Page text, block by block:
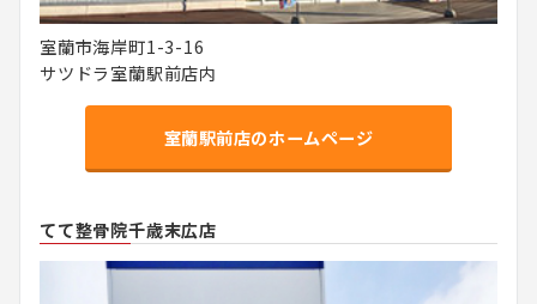
室蘭市海岸町1-3-16
サツドラ室蘭駅前店内
室蘭駅前店のホームページ
てて整骨院千歳末広店